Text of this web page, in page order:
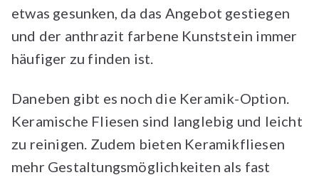
etwas gesunken, da das Angebot gestiegen
und der anthrazit farbene Kunststein immer
häufiger zu finden ist.
Daneben gibt es noch die Keramik-Option.
Keramische Fliesen sind langlebig und leicht
zu reinigen. Zudem bieten Keramikfliesen
mehr Gestaltungsmöglichkeiten als fast